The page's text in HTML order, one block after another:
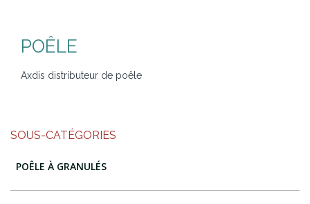
POÊLE
Axdis distributeur de poêle
SOUS-CATÉGORIES
POÊLE À GRANULÉS